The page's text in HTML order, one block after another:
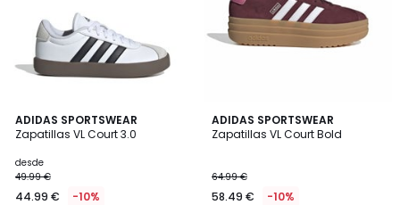
ADIDAS SPORTSWEAR
Zapatillas VL Court 3.0
desde
49.99 €
44.99 € -10%
4,9
/ 5
3
Colores
ADIDAS SPORTSWEAR
Zapatillas VL Court Bold
64.99 €
58.49 € -10%
4,9
/ 5
3
Colores